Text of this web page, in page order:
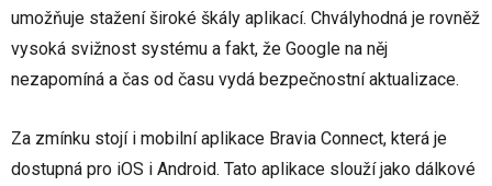
umožňuje stažení široké škály aplikací. Chvályhodná je rovněž
vysoká svižnost systému a fakt, že Google na něj
nezapomíná a čas od času vydá bezpečnostní aktualizace.
Za zmínku stojí i mobilní aplikace Bravia Connect, která je
dostupná pro iOS i Android. Tato aplikace slouží jako dálkové